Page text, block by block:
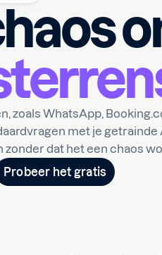
zoals WhatsApp,
met je getrainde
dat het een chaos
Probeer het gratis